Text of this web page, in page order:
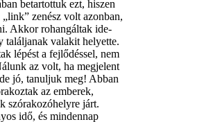
betartottuk ezt, hiszen
zenész volt azonban,
Akkor rohangáltak ide-
találjanak valakit helyette.
lépést a fejlődéssel, nem
az volt, ha megjelent
jó, tanuljuk meg! Abban
az emberek,
szórakozóhelyre járt.
idő, és mindennap